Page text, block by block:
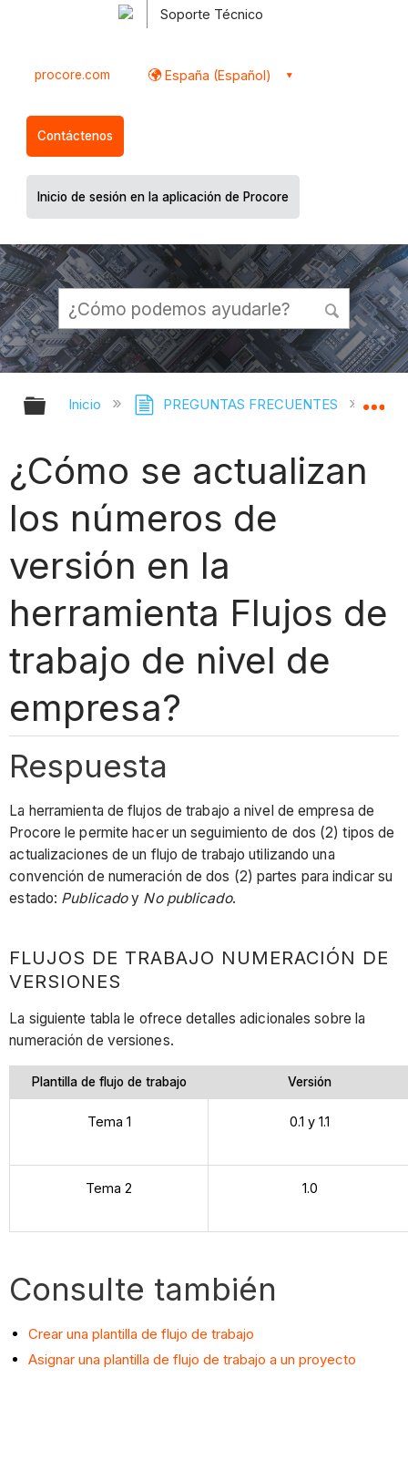
Soporte Técnico
procore.com España (Español)
Contáctenos
Inicio de sesión en la aplicación de Procore
Expandir/contraer jerarquía global
Inicio PREGUNTAS FRECUENTES
¿Cómo se actualizan
los números de
versión en la
herramienta Flujos de
trabajo de nivel de
empresa?
Respuesta
La herramienta de flujos de trabajo a nivel de empresa de
Procore le permite hacer un seguimiento de dos (2) tipos de
actualizaciones de un flujo de trabajo utilizando una
convención de numeración de dos (2) partes para indicar su
estado: Publicadoy No publicado.
FLUJOS DE TRABAJO NUMERACIÓN DE
VERSIONES
La siguiente tabla le ofrece detalles adicionales sobre la
numeración de versiones.
Plantilla de flujo de trabajo Versión
Tema 1 0.1 y 1.1
Tema 2 1.0
Consulte también
Crear una plantilla de flujo de trabajo
Asignar una plantilla de flujo de trabajo a un proyecto